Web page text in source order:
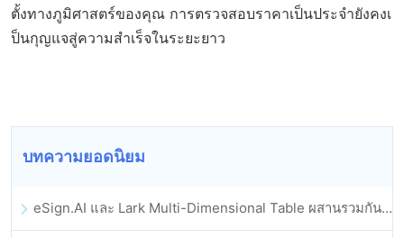
ตั้งทางภูมิศาสตร์ของคุณ การตรวจสอบราคาเป็นประจำยังคงเ
ป็นกุญแจสู่ความสำเร็จในระยะยาว
บทความยอดนิยม
eSign.AI และ Lark Multi-Dimensional Table ผสานรวมกันอย่างเป็นทางการ: การลงนามและการเก็บถาวรสัญญาอิเล็กทรอนิกส์แบบอัตโนมัติเต็มรูปแบบ